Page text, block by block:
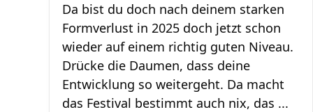
Da bist du doch nach deinem starken
Formverlust in 2025 doch jetzt schon
wieder auf einem richtig guten Niveau.
Drücke die Daumen, dass deine
Entwicklung so weitergeht. Da macht
das Festival bestimmt auch nix, das ...